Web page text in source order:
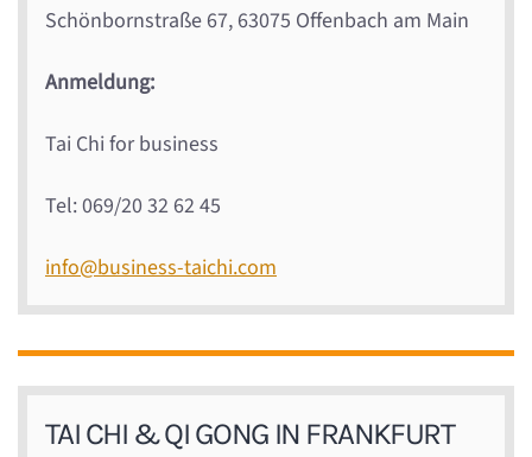
Schönbornstraße 67, 63075 Offenbach am Main
Anmeldung:
Tai Chi for business
Tel: 069/20 32 62 45
info@business-taichi.com
TAI CHI & QI GONG IN FRANKFURT